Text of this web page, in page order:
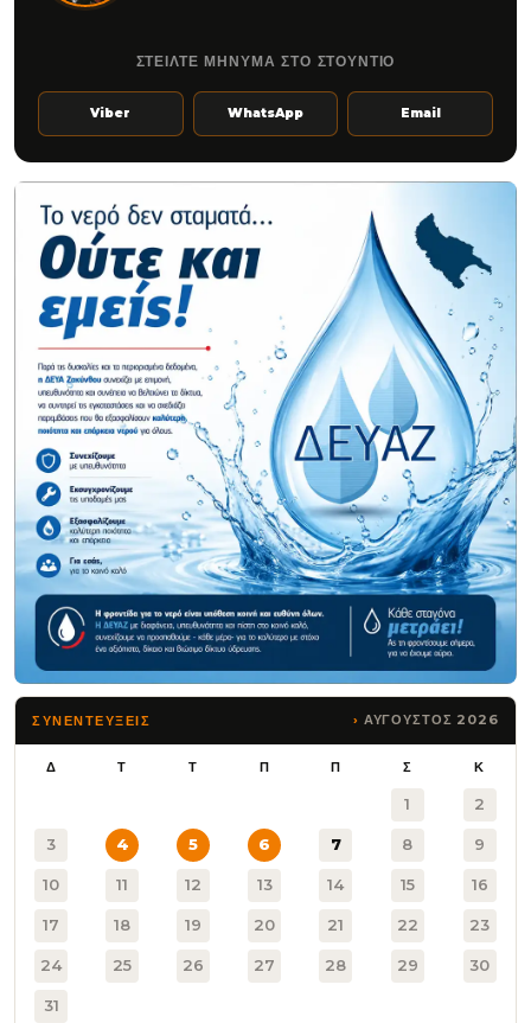
ΣΤΕΙΛΤΕ ΜΗΝΥΜΑ ΣΤΟ ΣΤΟΥΝΤΙΟ
Viber WhatsApp Email
ΣΥΝΕΝΤΕΥΞΕΙΣ ΑΥΓΟΥΣΤΟΣ 2026
Δ Τ Τ Π Π Σ Κ
1 2
3 4 5 6 7 8 9
10 11 12 13 14 15 16
17 18 19 20 21 22 23
24 25 26 27 28 29 30
31